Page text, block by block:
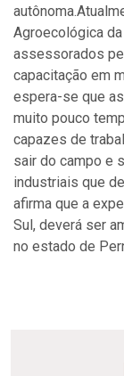
Agroecológica
assessorados
capacitação em
espera-se que
muito pouco
capazes de
sair do campo e
industriais que
afirma que a
Sul, deverá ser
no estado de